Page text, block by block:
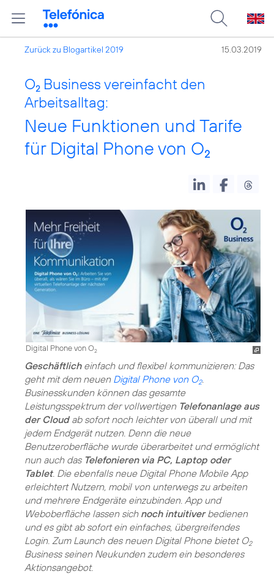
Zurück zu Blogartikel 2019 15.03.2019
O2 Business vereinfacht den
Arbeitsalltag:
Neue Funktionen und Tarife
für Digital Phone von O2
Digital Phone von O2
Geschäftlicheinfach und flexibel kommunizieren: Das
geht mit dem neuen Digital Phone von O2.
Businesskunden können das gesamte
Leistungsspektrum der vollwertigen Telefonanlage aus
der Cloudab sofort noch leichter von überall und mit
jedem Endgerät nutzen. Denn die neue
Benutzeroberfläche wurde überarbeitet und ermöglicht
nun auch das Telefonieren via PC, Laptop oder
Tablet. Die ebenfalls neue Digital Phone Mobile App
erleichtert Nutzern, mobil von unterwegs zu arbeiten
und mehrere Endgeräte einzubinden. App und
Weboberfläche lassen sich noch intuitiverbedienen
und es gibt ab sofort ein einfaches, übergreifendes
Login. Zum Launch des neuen Digital Phone bietet O2
Business seinen Neukunden zudem ein besonderes
Aktionsangebot.